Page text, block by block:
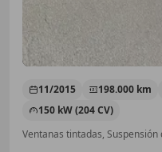
11/2015 198.000 km
150 kW (204 CV)